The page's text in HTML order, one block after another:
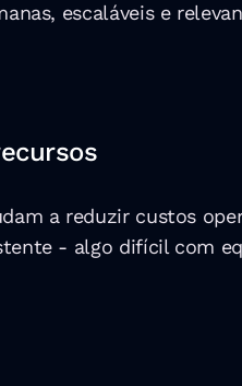
escaláveis e
a reduzir custos
- algo difícil com